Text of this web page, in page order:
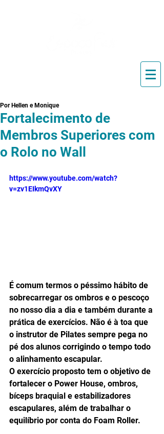
Fortalecimento de
Membros Superiores com
o Rolo no Wall
Por Hellen e Monique
https://www.youtube.com/watch?
v=zv1EIkmQvXY
É comum termos o péssimo hábito de
sobrecarregar os ombros e o pescoço
no nosso dia a dia e também durante a
prática de exercícios. Não é à toa que
o instrutor de Pilates sempre pega no
pé dos alunos corrigindo o tempo todo
o alinhamento escapular.
O exercício proposto tem o objetivo de
fortalecer o Power House, ombros,
bíceps braquial e estabilizadores
escapulares, além de trabalhar o
equilíbrio por conta do Foam Roller.